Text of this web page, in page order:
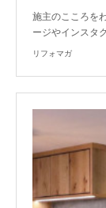
施主のこころを
ージやインスタ
リフォマガ